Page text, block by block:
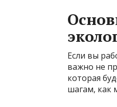
Если вы
важно не
которая
шагам, как